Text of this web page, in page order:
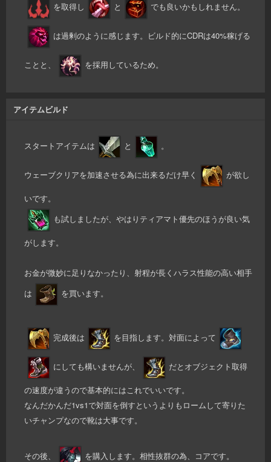
を取得し
と でも良いかもしれません。
は過剰のように感じます。ビルド的にCDRは40%稼げる
ことと、 を採用しているため。
アイテムビルド
スタートアイテムは と 。
ウェーブクリアを加速させる為に出来るだけ早く が欲し
いです。
も試しましたが、やはりティアマト優先のほうが良い気
がします。
お金が微妙に足りなかったり、射程が長くハラス性能の高い相手
は
を買います。
完成後は を目指します。対面によって
にしても構いませんが、 だとオブジェクト取得
の速度が違うので基本的にはこれでいいです。
なんだかんだ1vs1で対面を倒すというよりもロームして寄りた
いチャンプなので靴は大事です。
その後、 を購入します。相性抜群の為、コアです。